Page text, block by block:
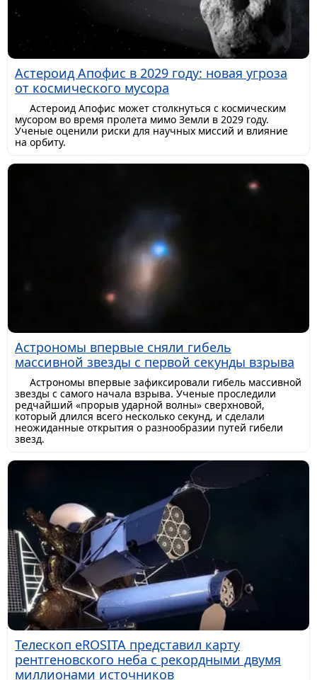
Астероид Апофис в 2029 году: новая угроза
от космического мусора
Астероид Апофис может столкнуться с космическим
мусором во время пролета мимо Земли в 2029 году.
Ученые оценили риски для научных миссий и влияние
на орбиту.
Астрономы впервые сняли гибель
массивной звезды с первой секунды взрыва
Астрономы впервые зафиксировали гибель массивной
звезды с самого начала взрыва. Ученые проследили
редчайший «прорыв ударной волны» сверхновой,
который длился всего несколько секунд, и сделали
неожиданные открытия о разнообразии путей гибели
звезд.
Телескоп eROSITA представил карту
рентгеновского неба с рекордными двумя
миллионами источников